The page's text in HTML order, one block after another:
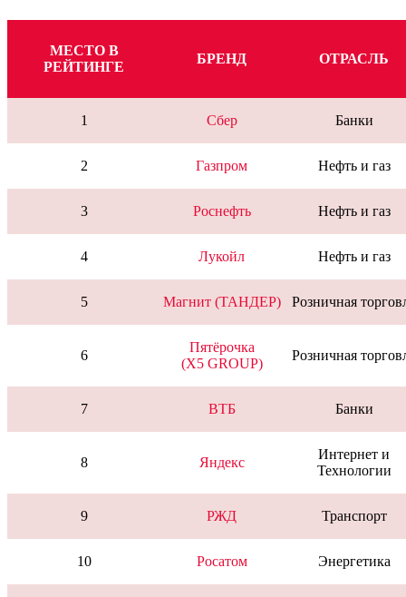
МЕСТО В
РЕЙТИНГЕ
БРЕНД ОТРАСЛЬ
1 Сбер Банки
2 Газпром Нефть и газ
3 Роснефть Нефть и газ
4 Лукойл Нефть и газ
5 Магнит (ТАНДЕР) Розничная
6
Пятёрочка
(X5 GROUP)
Розничная
7 ВТБ Банки
8 Яндекс
Интернет и
Технологии
9 РЖД Транспорт
10 Росатом Энергетика